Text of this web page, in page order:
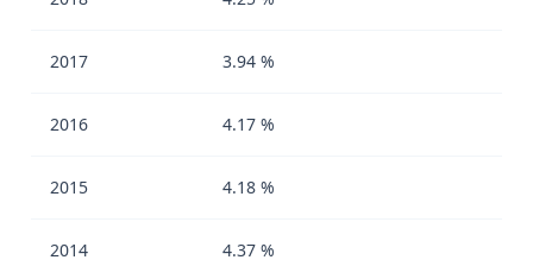
2017 3.94 %
2016 4.17 %
2015 4.18 %
2014 4.37 %